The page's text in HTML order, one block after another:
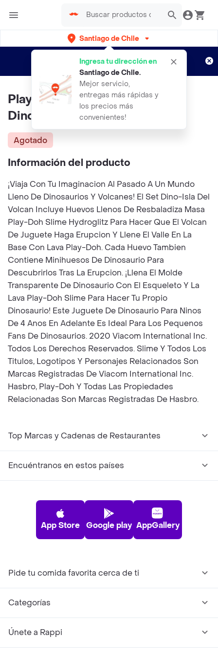
Santiago de Chile
Ingresa tu dirección en
Santiago de Chile.
Mejor servicio,
entregas más rápidas y
los precios más
convenientes!
envíos gratis por semanas
Aplican TyC
Play Doh Juguete Dino Crew
Dinoisla Del Volcan
Agotado
Información del producto
¡Viaja Con Tu Imaginacion Al Pasado A Un Mundo
Lleno De Dinosaurios Y Volcanes! El Set Dino-Isla Del
Volcan Incluye Huevos Llenos De Resbaladiza Masa
Play-Doh Slime Hydroglitz Para Hacer Que El Volcan
De Juguete Haga Erupcion Y Llene El Valle En La
Base Con Lava Play-Doh. Cada Huevo Tambien
Contiene Minihuesos De Dinosaurio Para
Descubrirlos Tras La Erupcion. ¡Llena El Molde
Transparente De Dinosaurio Con El Esqueleto Y La
Lava Play-Doh Slime Para Hacer Tu Propio
Dinosaurio! Este Juguete De Dinosaurio Para Ninos
De 4 Anos En Adelante Es Ideal Para Los Pequenos
Fans De Dinosaurios. 2020 Viacom International Inc.
Todos Los Derechos Reservados. Slime Y Todos Los
Titulos, Logotipos Y Personajes Relacionados Son
Marcas Registradas De Viacom International Inc.
Hasbro, Play-Doh Y Todas Las Propiedades
Relacionadas Son Marcas Registradas De Hasbro.
Top Marcas y Cadenas de Restaurantes
Encuéntranos en estos países
App Store Google play AppGallery
Pide tu comida favorita cerca de ti
Categorías
Únete a Rappi